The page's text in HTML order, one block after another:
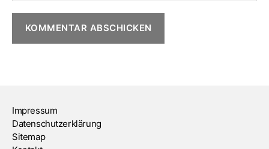
Impressum
Datenschutzerklärung
Sitemap